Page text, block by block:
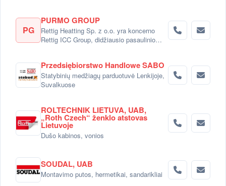
PG
PURMO GROUP
Rettig Heatting Sp. z o.o. yra koncerno
Rettig ICC Group, didžiausio pasaulinio
Przedsiębiorstwo Handlowe SABO
Statybinių medžiagų parduotuvė Lenkijoje,
Suvalkuose
ROLTECHNIK LIETUVA, UAB,
„Roth Czech“ ženklo atstovas
Lietuvoje
Dušo kabinos, vonios
SOUDAL, UAB
Montavimo putos, hermetikai, sandarikliai